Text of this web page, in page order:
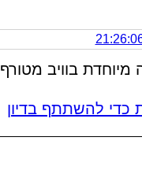
מיוחדת בוויב מטורף
להשתתף בדיון